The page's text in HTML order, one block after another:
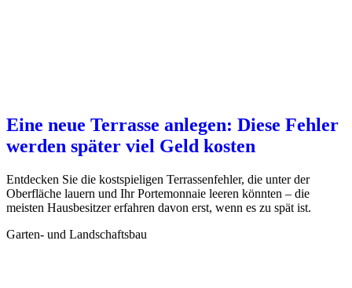
Eine neue Terrasse anlegen: Diese Fehler
werden später viel Geld kosten
Entdecken Sie die kostspieligen Terrassenfehler, die unter der
Oberfläche lauern und Ihr Portemonnaie leeren könnten – die
meisten Hausbesitzer erfahren davon erst, wenn es zu spät ist.
Garten- und Landschaftsbau